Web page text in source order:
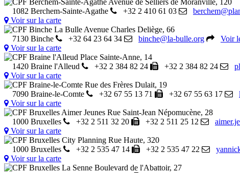
1082 Berchem-Sainte-Agathe
+32 2 410 61 03
Voir sur la carte
CPF Binche La Bulle Avenue Charles Deliège, 66
7130 Binche
+32 64 23 64 34 binche@la-bulle.org Voir
Voir sur la carte
CPF Braine l'Alleud Place Sainte-Anne, 14
1420 Braine l'Alleud
+32 2 384 82 24 +32 2 384 82 24
Voir sur la carte
CPF Braine-le-Comte Rue des Frères Dulait, 19
7090 Braine-le-Comte
+32 67 55 13 71 +32 67 55 63 17
Voir sur la carte
CPF Bruxelles Aimer Jeunes Rue Saint-Jean Népomucène, 28
1000 Bruxelles
+32 2 511 32 20 +32 2 511 25 12
Voir sur la carte
CPF Bruxelles City Planning Rue Haute, 320
1000 Bruxelles
+32 2 535 47 14 +32 2 535 47 22
Voir sur la carte
CPF Bruxelles La Senne Boulevard de l'Abattoir, 27